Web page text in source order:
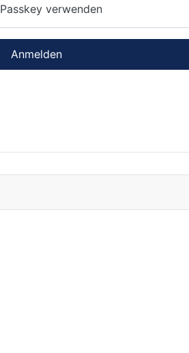
Passkey verwenden
Anmelden